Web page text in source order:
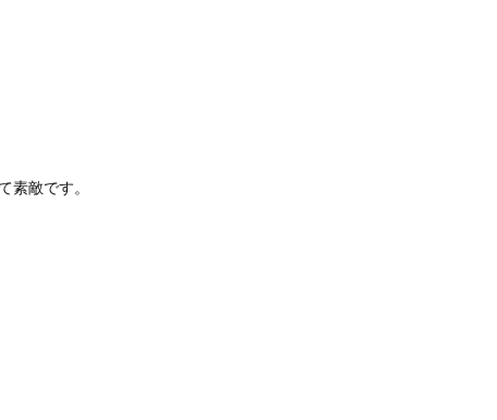
敵です。